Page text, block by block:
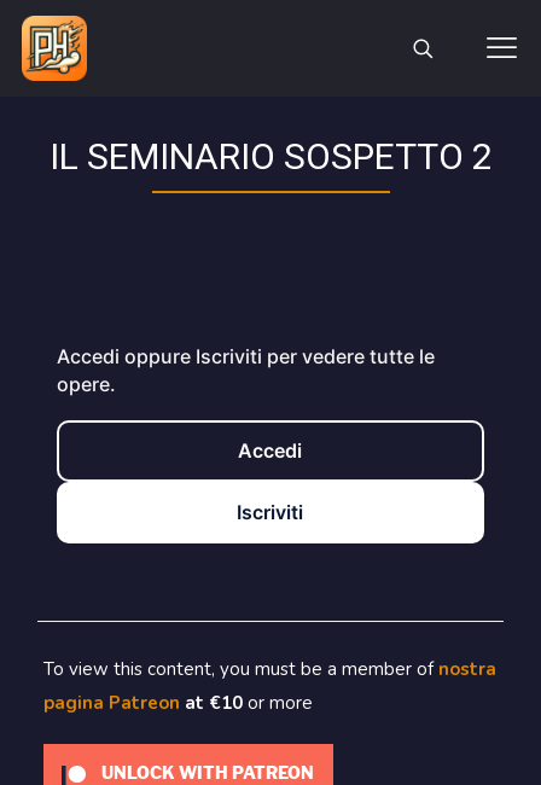
IL SEMINARIO SOSPETTO 2
Accedi oppure Iscriviti per vedere tutte le
opere.
Accedi
Iscriviti
To view this content, you must be a member of nostra
pagina Patreon at €10 or more
UNLOCK WITH PATREON